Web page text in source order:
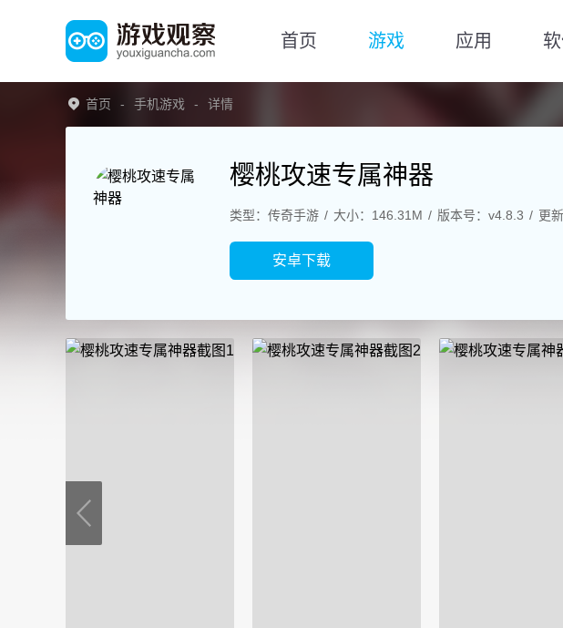
首页 游戏 应用
首页 手机游戏 详情
樱桃攻速专属神器
类型：传奇手游 大小：146.31M 版本号：v4.8.3 更
安卓下载